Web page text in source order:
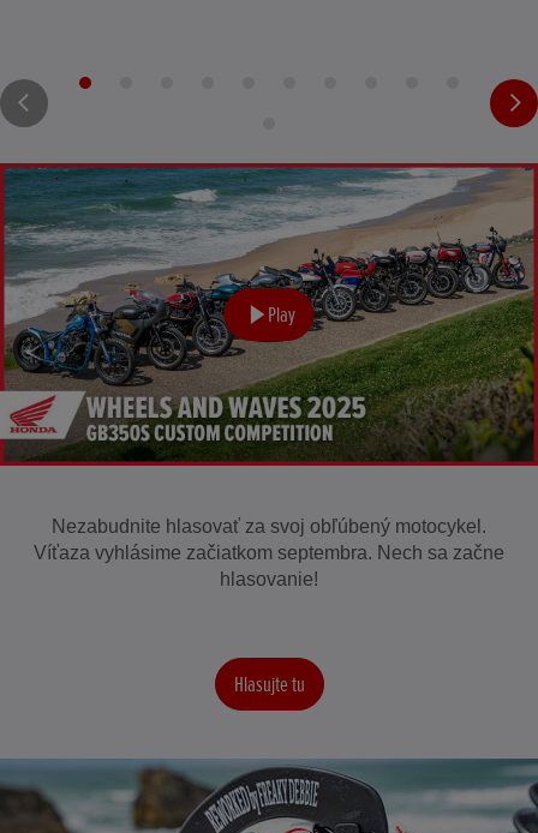
Play
Nezabudnite hlasovať za svoj obľúbený motocykel.
Víťaza vyhlásime začiatkom septembra. Nech sa začne
hlasovanie!
Hlasujte tu